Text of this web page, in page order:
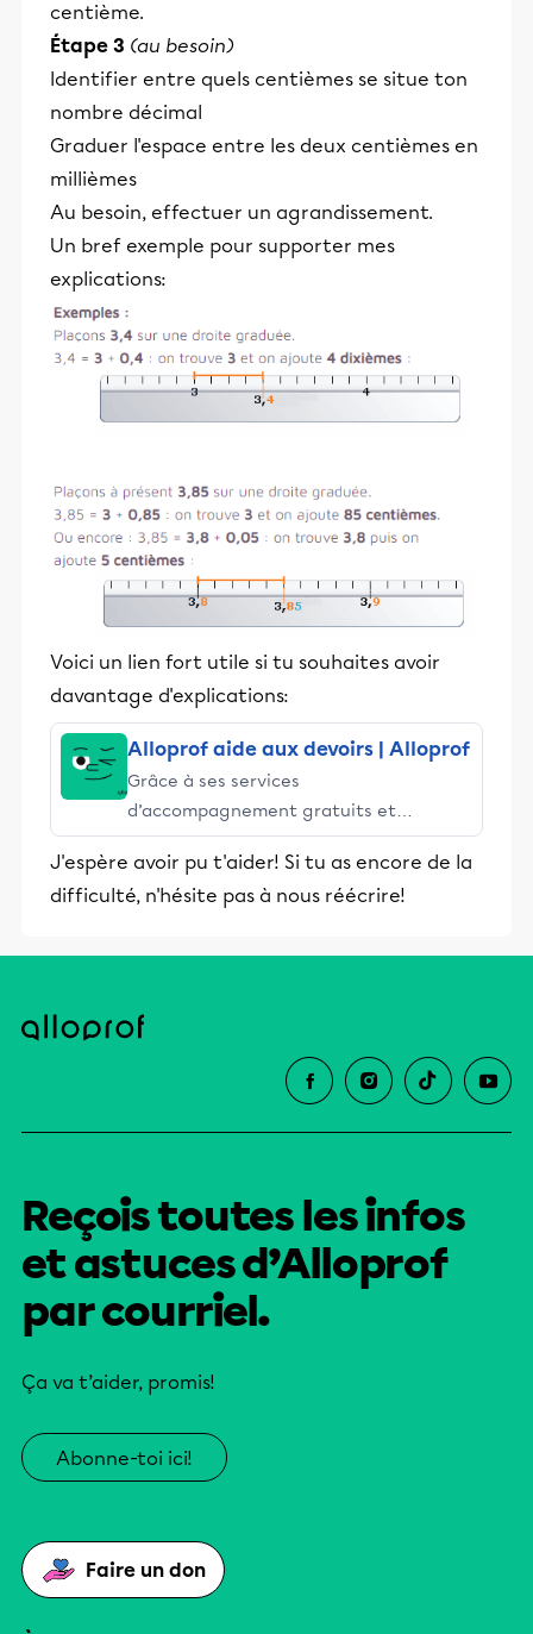
centième.
Étape 3 (au besoin)
Identifier entre quels centièmes se situe ton
nombre décimal
Graduer l'espace entre les deux centièmes en
millièmes
Au besoin, effectuer un agrandissement.
Un bref exemple pour supporter mes
explications:
Voici un lien fort utile si tu souhaites avoir
davantage d'explications:
Alloprof aide aux devoirs | Alloprof
Grâce à ses services
d’accompagnement gratuits et
stimulants, Alloprof engage les élèves
et leurs parents dans la réussite
éducative.
J'espère avoir pu t'aider! Si tu as encore de la
difficulté, n'hésite pas à nous réécrire!
Reçois toutes les infos
et astuces d’Alloprof
par courriel.
Ça va t’aider, promis!
Abonne-toi ici!
Faire un don